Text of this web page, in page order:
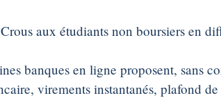
aux étudiants non boursiers en
banques en ligne proposent, sans
virements instantanés, plafond